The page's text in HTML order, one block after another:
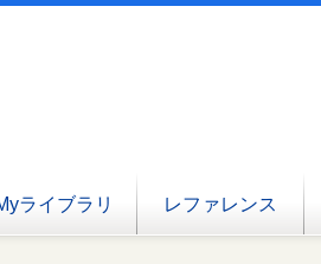
ライブラリ レファレンス